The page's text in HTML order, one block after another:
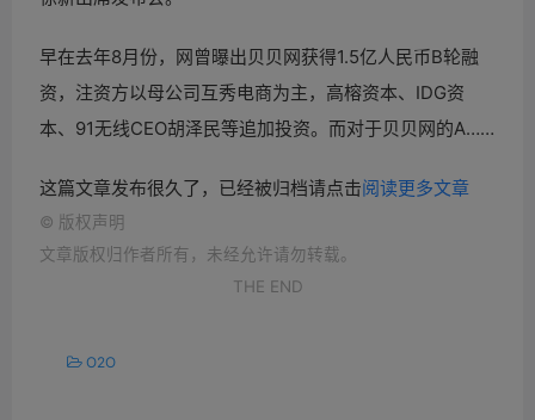
早在去年8月份，网曾曝出贝贝网获得1.5亿人民币B轮融
资，注资方以母公司互秀电商为主，高榕资本、IDG资
本、91无线CEO胡泽民等追加投资。而对于贝贝网的A……
这篇文章发布很久了，已经被归档请点击阅读更多文章
© 版权声明
文章版权归作者所有，未经允许请勿转载。
THE END
O2O